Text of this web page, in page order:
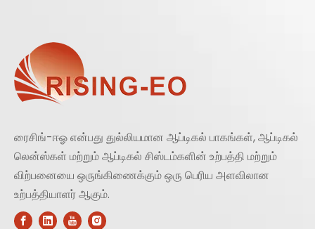
ரைசிங்-ஈஓ என்பது துல்லியமான ஆப்டிகல் பாகங்கள், ஆப்டிகல்
லென்ஸ்கள் மற்றும் ஆப்டிகல் சிஸ்டம்களின் உற்பத்தி மற்றும்
விற்பனையை ஒருங்கிணைக்கும் ஒரு பெரிய அளவிலான
உற்பத்தியாளர் ஆகும்.